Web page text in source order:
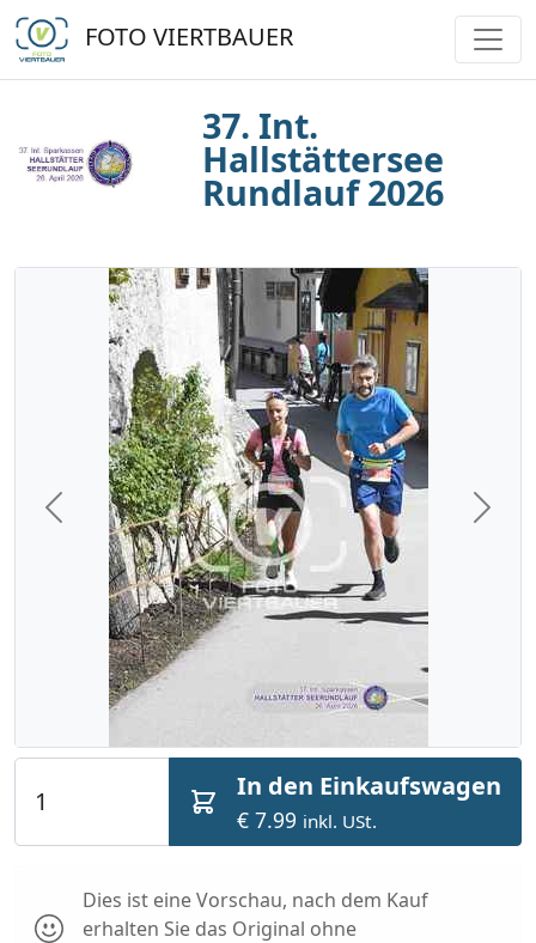
FOTO VIERTBAUER
37. Int.
Hallstättersee
Rundlauf 2026
Previous Next
In den Einkaufswagen
€ 7.99 inkl. USt.
Dies ist eine Vorschau, nach dem Kauf
erhalten Sie das Original ohne